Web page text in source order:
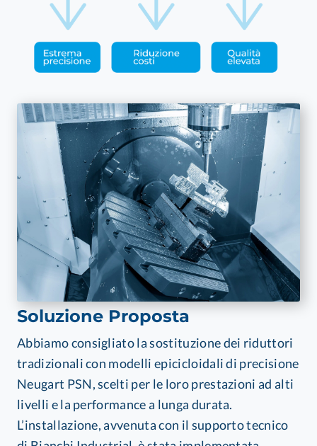
Soluzione Proposta
Abbiamo consigliato la sostituzione dei riduttori
tradizionali con modelli epicicloidali di precisione
Neugart PSN, scelti per le loro prestazioni ad alti
livelli e la performance a lunga durata.
L’installazione, avvenuta con il supporto tecnico